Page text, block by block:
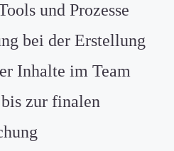
und Prozesse
bei der Erstellung
Inhalte im Team
zur finalen